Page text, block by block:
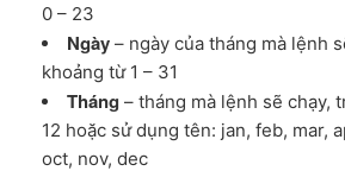
0 – 23
Ngày – ngày của tháng mà lệnh
khoảng từ 1 – 31
Tháng – tháng mà lệnh sẽ chạy,
12 hoặc sử dụng tên: jan, feb, mar,
oct, nov, dec